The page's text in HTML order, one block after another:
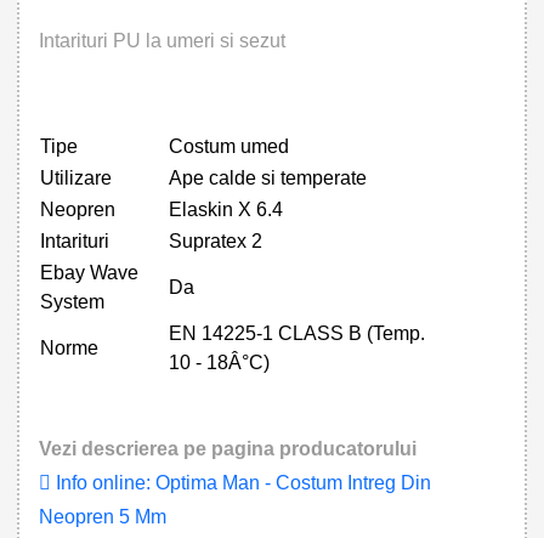
Intarituri PU la umeri si sezut
Tipe
Costum umed
Utilizare
Ape calde si temperate
Neopren
Elaskin X 6.4
Intarituri
Supratex 2
Ebay Wave
System
Da
Norme
EN 14225-1 CLASS B (Temp.
10 - 18Â°C)
Vezi descrierea pe pagina producatorului
Info online: Optima Man - Costum Intreg Din
Neopren 5 Mm